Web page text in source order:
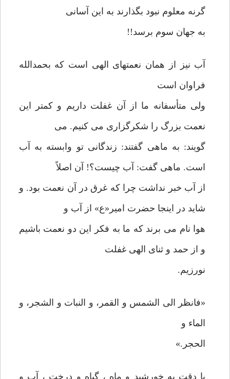
گرنه معلوم نبود بگذارند به این آسانی
به جهان سوم برسد!!
آب نیز از همان نعمتهای الهی است که بحمدالله
فراوان است
ولی متأسفانه ما از آن غفلت داریم و کمتر این
نعمت بزرگ را شکرگزاری می کنیم. می
گویند: به ماهی گفتند: زندگانی تو وابسته به آب
است. ماهی گفت: آب چیست؟! آن اصلاً
از آب خبر نداشت چرا که غرق در آن نعمت بود. و
شاید در اینجا حضرت امیر«ع» از آب و
هوا نام می برند که ما به فکر این دو نعمت باشیم
و از حمد و ثنای الهی غفلت
نورزیم.
«فانظر الی الشمس و القمر، و النبات و الشجر، و
الماء و
الحجر.»
با دقت به خورشید و ماه ، گیاه و درخت ، آب و